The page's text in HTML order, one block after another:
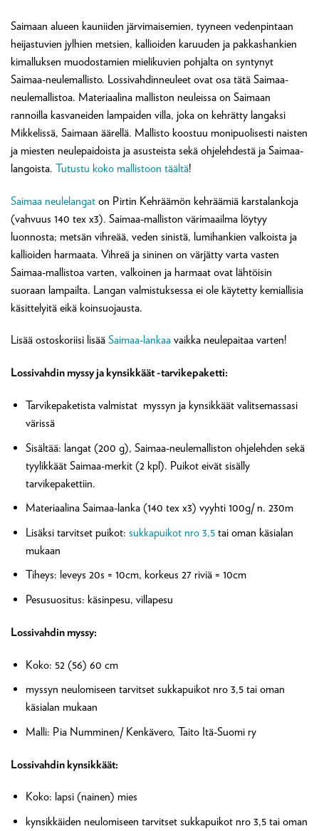
Saimaan alueen kauniiden järvimaisemien, tyyneen vedenpintaan
heijastuvien jylhien metsien, kallioiden karuuden ja pakkashankien
kimalluksen muodostamien mielikuvien pohjalta on syntynyt
Saimaa-neulemallisto. Lossivahdinneuleet ovat osa tätä Saimaa-
neulemallistoa. Materiaalina malliston neuleissa on Saimaan
rannoilla kasvaneiden lampaiden villa, joka on kehrätty langaksi
Mikkelissä, Saimaan äärellä. Mallisto koostuu monipuolisesti naisten
ja miesten neulepaidoista ja asusteista sekä ohjelehdestä ja Saimaa-
langoista. Tutustu koko mallistoon täältä!
Saimaa neulelangat on Pirtin Kehräämön kehräämiä karstalankoja
(vahvuus 140 tex x3). Saimaa-malliston värimaailma löytyy
luonnosta; metsän vihreää, veden sinistä, lumihankien valkoista ja
kallioiden harmaata. Vihreä ja sininen on värjätty varta vasten
Saimaa-mallistoa varten, valkoinen ja harmaat ovat lähtöisin
suoraan lampailta. Langan valmistuksessa ei ole käytetty kemiallisia
käsittelyitä eikä koinsuojausta.
Lisää ostoskoriisi lisää Saimaa-lankaa vaikka neulepaitaa varten!
Lossivahdin myssy ja kynsikkäät -tarvikepaketti:
Tarvikepaketista valmistat myssyn ja kynsikkäät valitsemassasi
värissä
Sisältää: langat (200 g), Saimaa-neulemalliston ohjelehden sekä
tyylikkäät Saimaa-merkit (2 kpl). Puikot eivät sisälly
tarvikepakettiin.
Materiaalina Saimaa-lanka (140 tex x3) vyyhti 100g/ n. 230m
Lisäksi tarvitset puikot: sukkapuikot nro 3,5 tai oman käsialan
mukaan
Tiheys: leveys 20s = 10cm, korkeus 27 riviä = 10cm
Pesusuositus: käsinpesu, villapesu
Lossivahdin myssy:
Koko: 52 (56) 60 cm
myssyn neulomiseen tarvitset sukkapuikot nro 3,5 tai oman
käsialan mukaan
Malli: Pia Numminen/ Kenkävero, Taito Itä-Suomi ry
Lossivahdin kynsikkäät:
Koko: lapsi (nainen) mies
kynsikkäiden neulomiseen tarvitset sukkapuikot nro 3,5 tai oman